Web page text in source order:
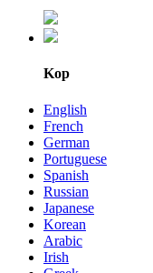
Kop
English
French
German
Portuguese
Spanish
Russian
Japanese
Korean
Arabic
Irish